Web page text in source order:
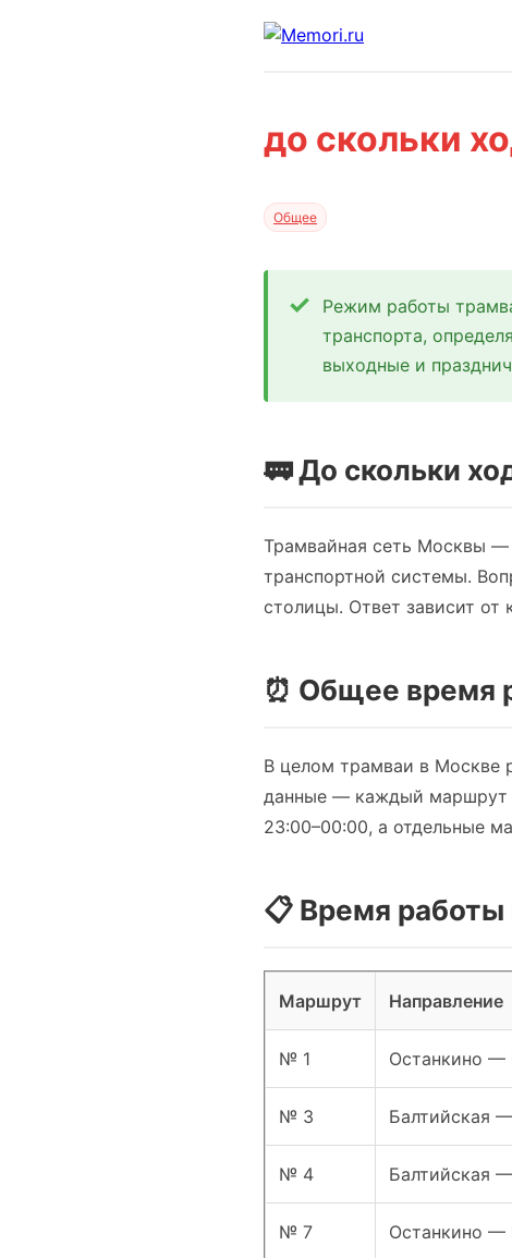
до скольки
Общее
Режим работы
транспорта,
выходные и
🚃 До скольки
Трамвайная сеть Москвы —
транспортной системы.
столицы. Ответ зависит от
⏰ Общее время
В целом трамваи в Москве
данные — каждый маршрут
23:00–00:00, а отдельные
📋 Время
Маршрут Направление
№ 1 Останкино —
№ 3 Балтийская
№ 4 Балтийская
№ 7 Останкино —